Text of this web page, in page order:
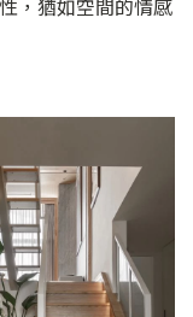
，猶如空間的情感